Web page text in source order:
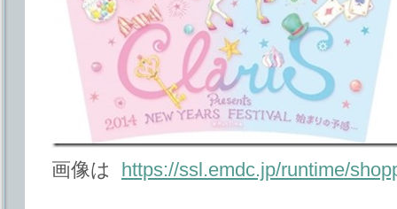
画像は https://ssl.emdc.jp/runtime/